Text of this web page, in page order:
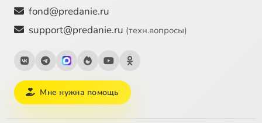
fond@predanie.ru
support@predanie.ru (техн.вопросы)
Мне нужна помощь